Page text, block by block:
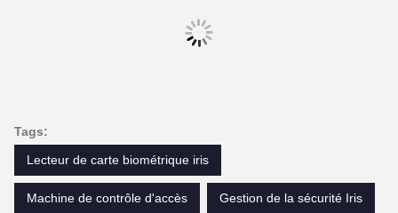
Tags:
Lecteur de carte biométrique iris
Machine de contrôle d'accès Gestion de la sécurité Iris